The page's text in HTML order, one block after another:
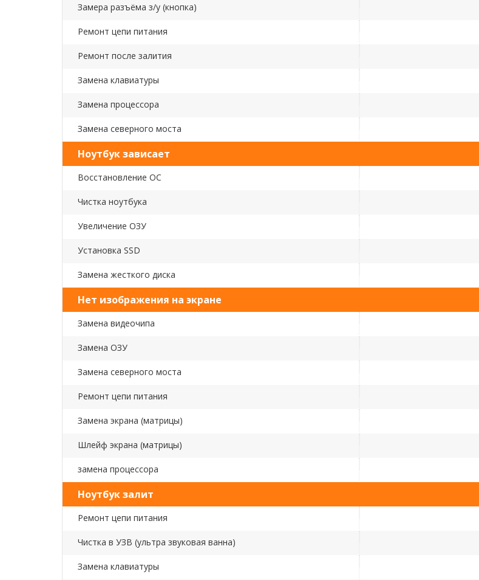
Замера разъёма з/у (кнопка)
Ремонт цепи питания
Ремонт после залития
Замена клавиатуры
Замена процессора
Замена северного моста
Ноутбук зависает
Восстановление ОС
Чистка ноутбука
Увеличение ОЗУ
Установка SSD
Замена жесткого диска
Нет изображения на экране
Замена видеочипа
Замена ОЗУ
Замена северного моста
Ремонт цепи питания
Замена экрана (матрицы)
Шлейф экрана (матрицы)
замена процессора
Ноутбук залит
Ремонт цепи питания
Чистка в УЗВ (ультра звуковая ванна)
Замена клавиатуры